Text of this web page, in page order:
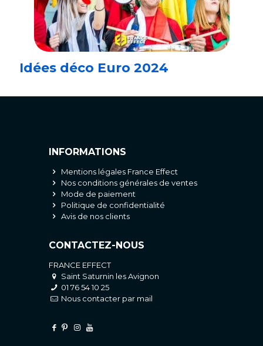
Idées déco Euro 2024
INFORMATIONS
Mentions légales France Effect
Nos conditions générales de ventes
Mode de paiement
Politique de confidentialité
Avis de nos clients
CONTACTEZ-NOUS
FRANCE EFFECT
Saint Saturnin les Avignon
01 76 54 10 25
Nous contacter par mail